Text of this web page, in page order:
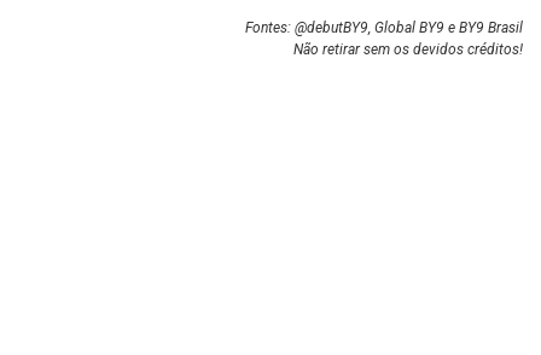
Fontes: @debutBY9 Global BY9 e BY9 Brasil
Não retirar sem os devidos créditos!